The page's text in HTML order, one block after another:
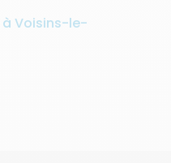
à Voisins-le-